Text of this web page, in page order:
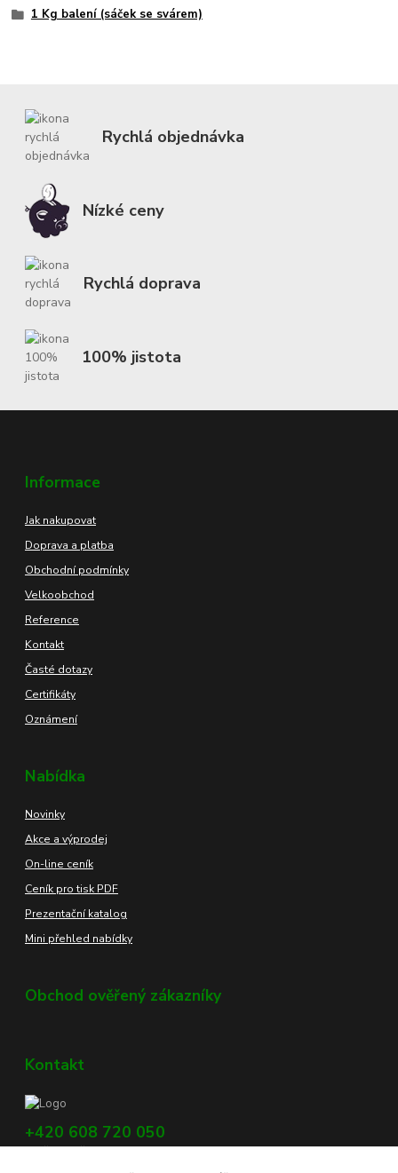
1 Kg balení (sáček se svárem)
Rychlá objednávka
Nízké ceny
Rychlá doprava
100% jistota
Informace
Jak nakupovat
Doprava a platba
Obchodní podmínky
Velkoobchod
Reference
Kontakt
Časté dotazy
Certifikáty
Oznámení
Nabídka
Novinky
Akce a výprodej
On-line ceník
Ceník pro tisk PDF
Prezentační katalog
Mini přehled nabídky
Obchod ověřený zákazníky
Kontakt
+420 608 720 050
Využijte náš chat, vpravo dole na obrazovce.